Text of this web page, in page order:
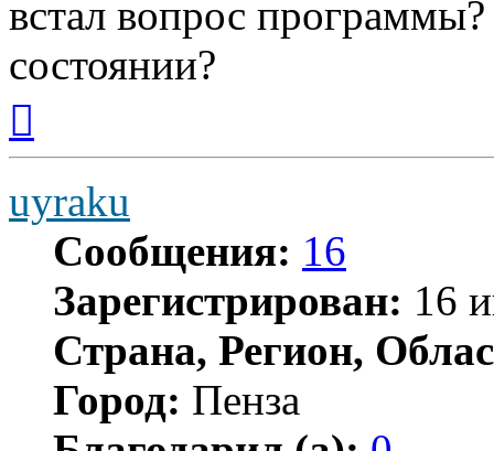
встал вопрос
состоянии?
началу
uyraku
Сообщения: 16
Зарегистрирован: 16
Страна, Регион,
Город: Пенза